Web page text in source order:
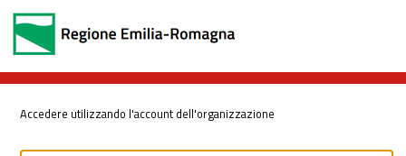
Accedere utilizzando l'account dell'organizzazione